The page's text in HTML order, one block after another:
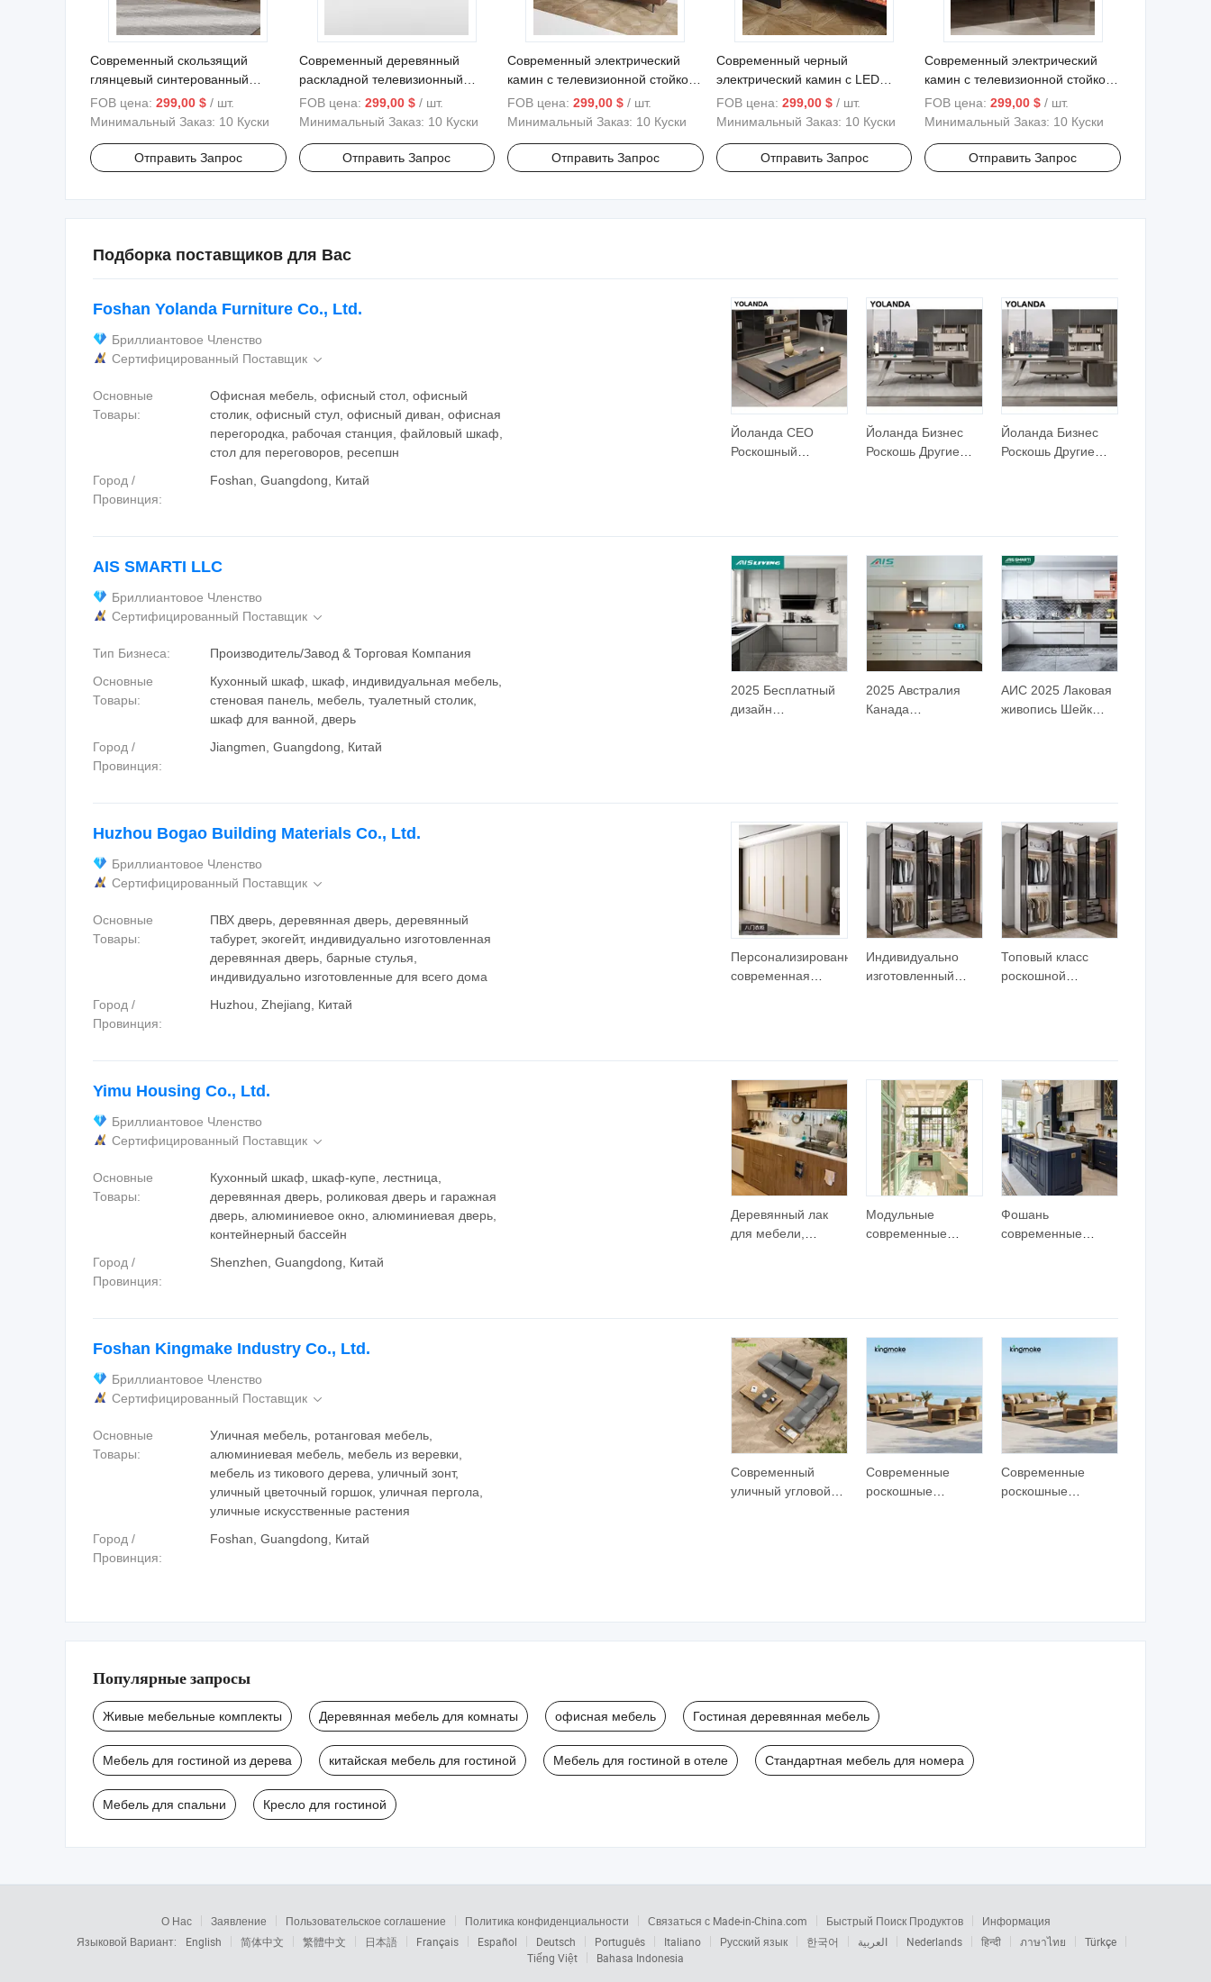
Современный скользящий
глянцевый синтерованный
камень с подсветкой и
телевизионной тумбой
FOB цена: 299,00 $ / шт.
Минимальный Заказ: 10 Куски
Отправить Запрос
Современный деревянный
раскладной телевизионный
стенд из ореха и черного медиа-
консоли
FOB цена: 299,00 $ / шт.
Минимальный Заказ: 10 Куски
Отправить Запрос
Современный электрический
камин с телевизионной стойкой
и светодиодными эффектами
пламени, медиа-консоль цвета
FOB цена: 299,00 $ / шт.
Минимальный Заказ: 10 Куски
Отправить Запрос
Современный черный
электрический камин с LED
эффектами пламени, МДФ
развлекательный центр консоль
FOB цена: 299,00 $ / шт.
Минимальный Заказ: 10 Куски
Отправить Запрос
Современный электрический
камин с телевизионной стойкой
и светодиодными эффектами
пламени, серая медиа-консоль
FOB цена: 299,00 $ / шт.
Минимальный Заказ: 10 Куски
Отправить Запрос
Подборка поставщиков для Вас
Йоланда CEO
Роскошный
Коммерческая
Офисная Мебель
Йоланда Бизнес
Роскошь Другие
Офис
Современная
Мебель
Йоланда Бизнес
Роскошь Другие
Офис
Современная
Мебель
Foshan Yolanda Furniture Co., Ltd.
Бриллиантовое Членство
Сертифицированный Поставщик 
Основные
Товары:
Офисная мебель, офисный стол, офисный
столик, офисный стул, офисный диван, офисная
перегородка, рабочая станция, файловый шкаф,
стол для переговоров, ресепшн
Город /
Провинция:
Foshan, Guangdong, Китай
2025 Бесплатный
дизайн
конструкции с
высоким серым
глянцевым лаком,
островом для
2025 Австралия
Канада
Индивидуальная
Кухонная Мебель с
Столешницей
Модульные
Кухонные Шкафы
Производители с
Островом для
Виллы
АИС 2025 Лаковая
живопись Шейк
Модульный
кухонный шкаф
AIS SMARTI LLC
Бриллиантовое Членство
Сертифицированный Поставщик 
Тип Бизнеса:
Производитель/Завод & Торговая Компания
Основные
Товары:
Кухонный шкаф, шкаф, индивидуальная мебель,
стеновая панель, мебель, туалетный столик,
шкаф для ванной, дверь
Город /
Провинция:
Jiangmen, Guangdong, Китай
Персонализированная
современная
Индивидуально
изготовленный
хранения одежды в
квартирах
Топовый класс
роскошной
органайзер для
одежды,
деревянная
домашняя мебель,
современная
Huzhou Bogao Building Materials Co., Ltd.
Бриллиантовое Членство
Сертифицированный Поставщик 
Основные
Товары:
ПВХ дверь, деревянная дверь, деревянный
табурет, экогейт, индивидуально изготовленная
деревянная дверь, барные стулья,
индивидуально изготовленные для всего дома
Город /
Провинция:
Huzhou, Zhejiang, Китай
Деревянный лак
для мебели,
Модульные
современные
Фошань
современные
Yimu Housing Co., Ltd.
Бриллиантовое Членство
Сертифицированный Поставщик 
Основные
Товары:
Кухонный шкаф, шкаф-купе, лестница,
деревянная дверь, роликовая дверь и гаражная
дверь, алюминиевое окно, алюминиевая дверь,
контейнерный бассейн
Город /
Провинция:
Shenzhen, Guangdong, Китай
Современный
уличный угловой
Современные
роскошные
сада, патио,
гостиничный
Современные
роскошные
сада, патио,
гостиничный
Foshan Kingmake Industry Co., Ltd.
Бриллиантовое Членство
Сертифицированный Поставщик 
Основные
Товары:
Уличная мебель, ротанговая мебель,
алюминиевая мебель, мебель из веревки,
мебель из тикового дерева, уличный зонт,
уличный цветочный горшок, уличная пергола,
уличные искусственные растения
Город /
Провинция:
Foshan, Guangdong, Китай
Популярные запросы
Живые мебельные комплекты Деревянная мебель для комнаты офисная мебель Гостиная деревянная мебель
Мебель для гостиной из дерева китайская мебель для гостиной Мебель для гостиной в отеле Стандартная мебель для номера
Мебель для спальни Кресло для гостиной
О Нас Заявление Пользовательское соглашение Политика конфиденциальности Связаться с Made-in-China.com Быстрый Поиск Продуктов
Информация
Языковой Вариант:
English 简体中文 繁體中文 日本語 Français Español Deutsch Português Italiano Русский язык 한국어 العربية Nederlands हिन्दी ภาษาไทย
Türkçe
Tiếng Việt
Bahasa Indonesia